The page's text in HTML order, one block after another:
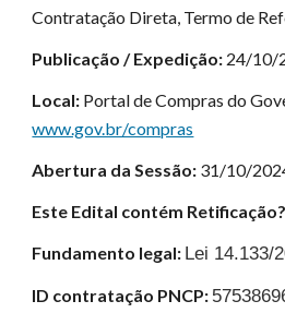
Contratação Direta, Termo de
Publicação / Expedição: 24/10/
Local: Portal de Compras do
www.gov.br/compras
Abertura da Sessão: 31/10/
Este Edital contém Retificação?
Fundamento legal: Lei 14.133/
ID contratação PNCP: